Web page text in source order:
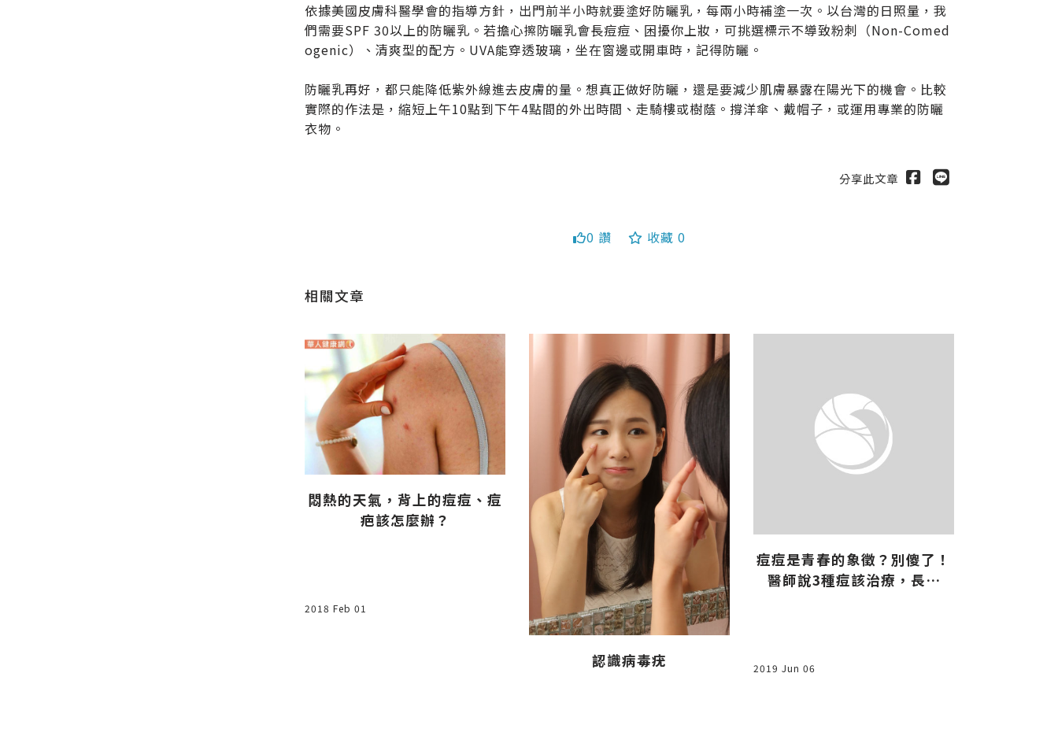
依據美國皮膚科醫學會的指導方針，出門前半小時就要塗好防曬乳，每兩小時補塗一次。以台灣的日照量，我
們需要SPF 30以上的防曬乳。若擔心擦防曬乳會長痘痘、困擾你上妝，可挑選標示不導致粉刺（Non-Comed
ogenic）、清爽型的配方。UVA能穿透玻璃，坐在窗邊或開車時，記得防曬。
防曬乳再好，都只能降低紫外線進去皮膚的量。想真正做好防曬，還是要減少肌膚暴露在陽光下的機會。比較
實際的作法是，縮短上午10點到下午4點間的外出時間、走騎樓或樹蔭。撐洋傘、戴帽子，或運用專業的防曬
衣物。
分享此文章
0 讚 收藏 0
相關文章
悶熱的天氣，背上的痘痘、痘
疤該怎麼辦？
2018 Feb 01
認識病毒疣
送出
痘痘是青春的象徵？別傻了！
醫師說3種痘該治療，長在
2019 Jun 06